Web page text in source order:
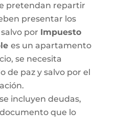
pretendan repartir
presentar los
por Impuesto
es un apartamento
se necesita
de paz y salvo por el
incluyen deudas,
que lo